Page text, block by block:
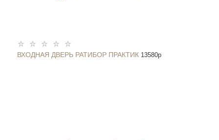
ВХОДНАЯ ДВЕРЬ РАТИБОР ПРАКТИК 13580p